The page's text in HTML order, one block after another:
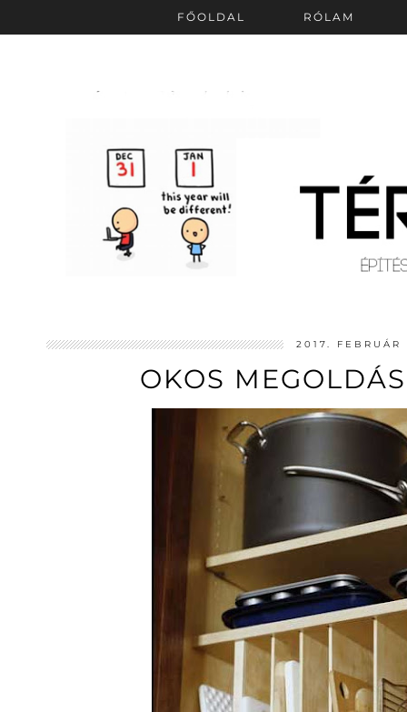
FŐOLDAL RÓLAM
2017.
OKOS